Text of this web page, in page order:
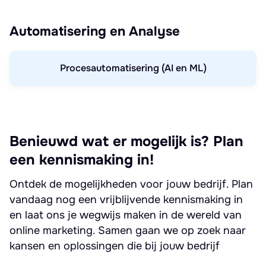
Automatisering en Analyse
Procesautomatisering (AI en ML)
Benieuwd wat er mogelijk is? Plan
een kennismaking in!
Ontdek de mogelijkheden voor jouw bedrijf. Plan
vandaag nog een vrijblijvende kennismaking in
en laat ons je wegwijs maken in de wereld van
online marketing. Samen gaan we op zoek naar
kansen en oplossingen die bij jouw bedrijf